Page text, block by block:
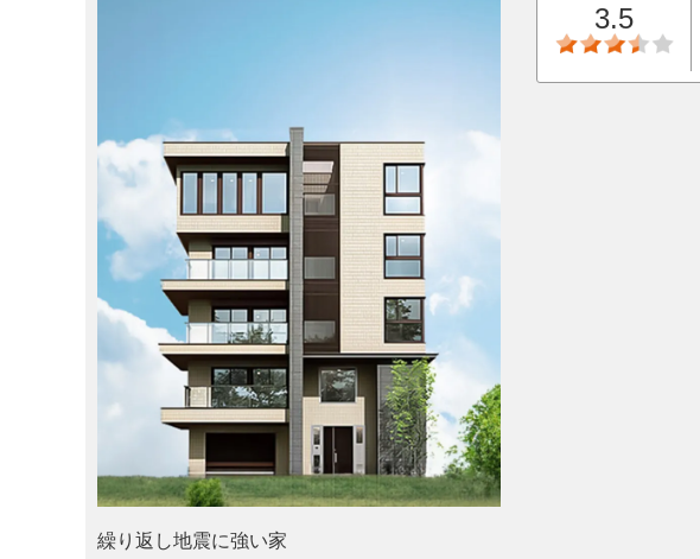
3.5
繰り返し地震に強い家